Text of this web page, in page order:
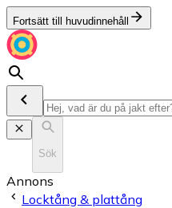
Fortsätt till huvudinnehåll
Sök
Annons
Locktång & plattång